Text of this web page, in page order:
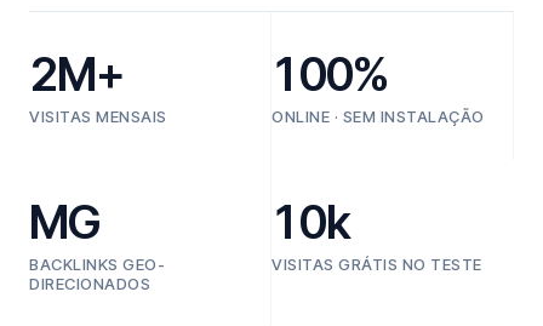
2M+
VISITAS MENSAIS
100%
ONLINE · SEM INSTALAÇÃO
MG
BACKLINKS GEO-
DIRECIONADOS
10k
VISITAS GRÁTIS NO TESTE